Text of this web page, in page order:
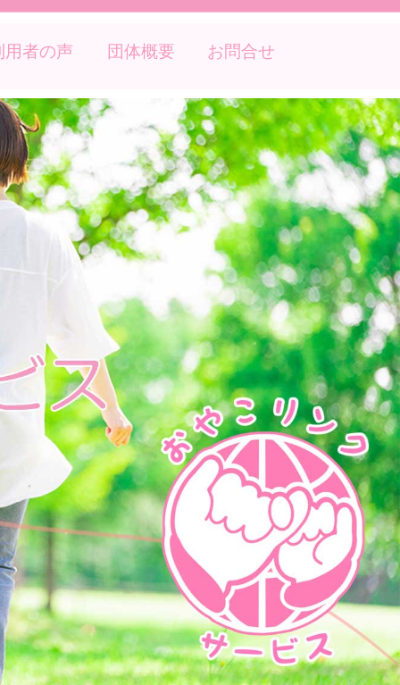
用者の声 団体概要 お問合せ